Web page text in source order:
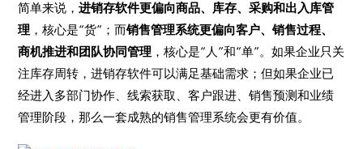
简单来说，进销存软件更偏向商品、库存、采购和出入库管
理 ，核心是“货”；而销售管理系统更偏向客户、销售过程、
商机推进和团队协同管理 ，核心是“人”和“单”。如果企业只关
注库存周转，进销存软件可以满足基础需求；但如果企业已
经进入多部门协作、线索获取、客户跟进、销售预测和业绩
管理阶段，那么一套成熟的销售管理系统会更有价值。